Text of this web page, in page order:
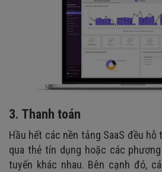
3. Thanh toán
Hầu hết các nền tảng SaaS đều
qua thẻ tín dụng hoặc các
tuyến khác nhau. Bên cạnh đó,